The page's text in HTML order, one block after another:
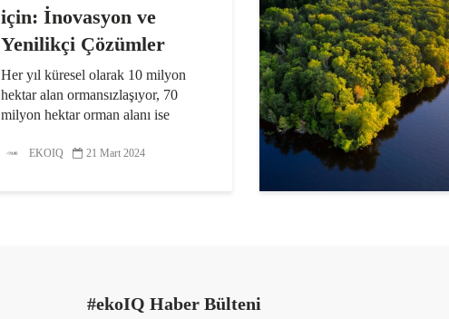
için: İnovasyon ve
Yenilikçi Çözümler
Her yıl küresel olarak 10 milyon
hektar alan ormansızlaşıyor, 70
milyon hektar orman alanı ise
değişikliği için çok önemli bir etken
EKOIQ 21 Mart 2024
#ekoIQ Haber Bülteni